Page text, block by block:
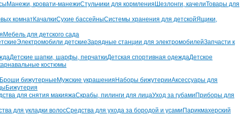
Манежи, кровати-манежиСтульчики для кормления Шезлонги, качелиТовары для
комнатКачалкиСухие бассейныСистемы хранения для детскойЯщики,
Мебель для детского сада
Электромобили детскиеЗарядные станции для электромобилейЗапчасти к
Детские шапки, шарфы, перчаткиДетская спортивная одеждаДетское
костюмы
Броши бижутерные Мужские украшения Наборы бижутерииАксессуары для
Бижутерия
для снятия макияжаСкрабы, пилинги для лицаУход за губами Приборы для
для укладки волосСредства для ухода за бородой и усами Парикмахерский